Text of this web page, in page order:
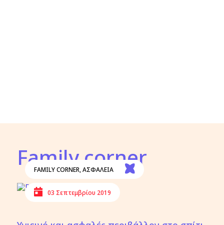
Family corner
FAMILY CORNER,ΑΣΦΑΛΕΙΑ
03 Σεπτεμβρίου 2019